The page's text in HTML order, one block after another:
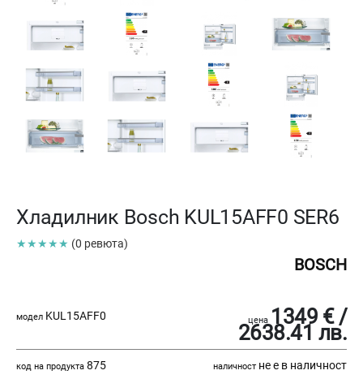
Хладилник Bosch KUL15AFF0 SER6
★★★★★ (0 ревюта)
BOSCH
модел KUL15AFF0 цена 1349 € /
2638.41 лв.
код на продукта 875 наличност не е в наличност